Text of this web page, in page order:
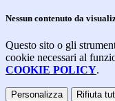
Nessun contenuto da
Questo sito o gli
cookie necessari al
COOKIE POLICY.
Personalizza Rifiuta